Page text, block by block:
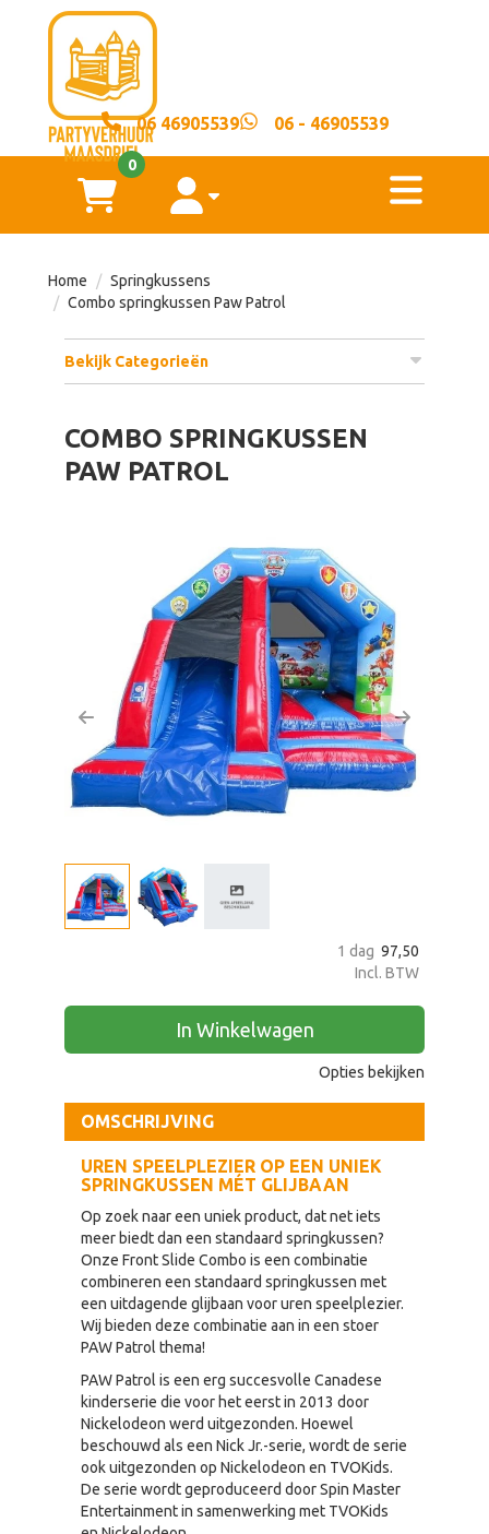
06 46905539 06 - 46905539
winkelwagen
0
account
sluiten
Home
Springkussens
Home
Springkussens
Combo springkussen Paw Patrol
Bekijk Categorieën
COMBO SPRINGKUSSEN
PAW PATROL
Previous Next
1 dag 97,50
Incl. BTW
In Winkelwagen
Opties bekijken
OMSCHRIJVING
UREN SPEELPLEZIER OP EEN UNIEK
SPRINGKUSSEN MÉT GLIJBAAN
Op zoek naar een uniek product, dat net iets
meer biedt dan een standaard springkussen?
Onze Front Slide Combo is een combinatie
combineren een standaard springkussen met
een uitdagende glijbaan voor uren speelplezier.
Wij bieden deze combinatie aan in een stoer
PAW Patrol thema!
PAW Patrol is een erg succesvolle Canadese
kinderserie die voor het eerst in 2013 door
Nickelodeon werd uitgezonden. Hoewel
beschouwd als een Nick Jr.-serie, wordt de serie
ook uitgezonden op Nickelodeon en TVOKids.
De serie wordt geproduceerd door Spin Master
Entertainment in samenwerking met TVOKids